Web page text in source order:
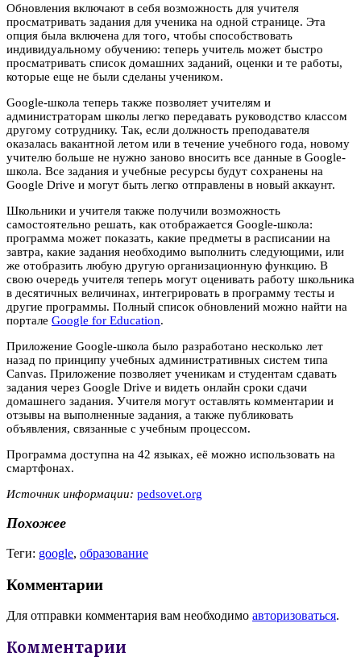
Обновления включают в себя возможность для учителя
просматривать задания для ученика на одной странице. Эта
опция была включена для того, чтобы способствовать
индивидуальному обучению: теперь учитель может быстро
просматривать список домашних заданий, оценки и те работы,
которые еще не были сделаны учеником.
Google-школа теперь также позволяет учителям и
администраторам школы легко передавать руководство классом
другому сотруднику. Так, если должность преподавателя
оказалась вакантной летом или в течение учебного года, новому
учителю больше не нужно заново вносить все данные в Google-
школа. Все задания и учебные ресурсы будут сохранены на
Google Drive и могут быть легко отправлены в новый аккаунт.
Школьники и учителя также получили возможность
самостоятельно решать, как отображается Google-школа:
программа может показать, какие предметы в расписании на
завтра, какие задания необходимо выполнить следующими, или
же отобразить любую другую организационную функцию. В
свою очередь учителя теперь могут оценивать работу школьника
в десятичных величинах, интегрировать в программу тесты и
другие программы. Полный список обновлений можно найти на
портале Google for Education.
Приложение Google-школа было разработано несколько лет
назад по принципу учебных административных систем типа
Canvas. Приложение позволяет ученикам и студентам сдавать
задания через Google Drive и видеть онлайн сроки сдачи
домашнего задания. Учителя могут оставлять комментарии и
отзывы на выполненные задания, а также публиковать
объявления, связанные с учебным процессом.
Программа доступна на 42 языках, её можно использовать на
смартфонах.
Источник информации: pedsovet.org
Похожее
Теги: google, образование
Комментарии
Для отправки комментария вам необходимо авторизоваться.
Комментарии